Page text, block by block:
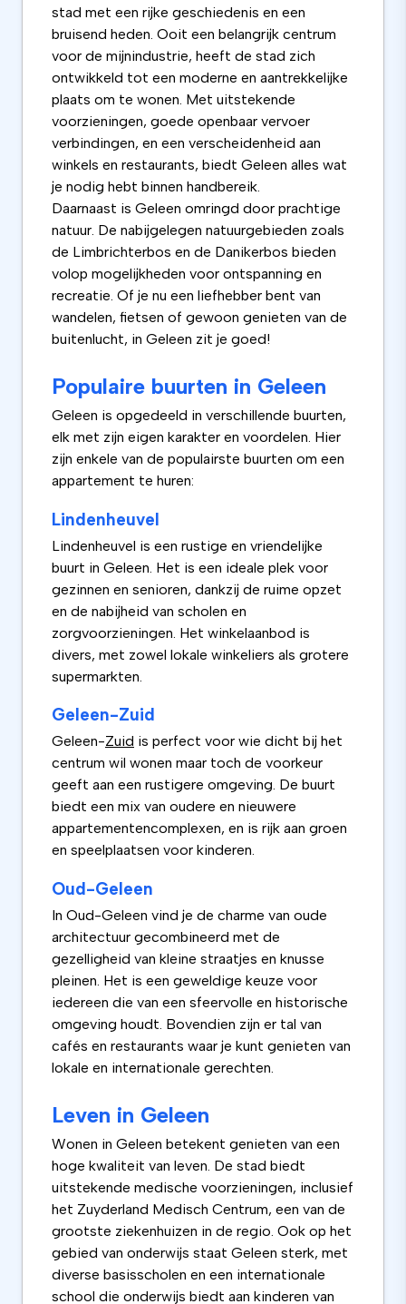
stad met een rijke geschiedenis en een
bruisend heden. Ooit een belangrijk centrum
voor de mijnindustrie, heeft de stad zich
ontwikkeld tot een moderne en aantrekkelijke
plaats om te wonen. Met uitstekende
voorzieningen, goede openbaar vervoer
verbindingen, en een verscheidenheid aan
winkels en restaurants, biedt Geleen alles wat
je nodig hebt binnen handbereik.
Daarnaast is Geleen omringd door prachtige
natuur. De nabijgelegen natuurgebieden zoals
de Limbrichterbos en de Danikerbos bieden
volop mogelijkheden voor ontspanning en
recreatie. Of je nu een liefhebber bent van
wandelen, fietsen of gewoon genieten van de
buitenlucht, in Geleen zit je goed!
Populaire buurten in Geleen
Geleen is opgedeeld in verschillende buurten,
elk met zijn eigen karakter en voordelen. Hier
zijn enkele van de populairste buurten om een
appartement te huren:
Lindenheuvel
Lindenheuvel is een rustige en vriendelijke
buurt in Geleen. Het is een ideale plek voor
gezinnen en senioren, dankzij de ruime opzet
en de nabijheid van scholen en
zorgvoorzieningen. Het winkelaanbod is
divers, met zowel lokale winkeliers als grotere
supermarkten.
Geleen-Zuid
Geleen-Zuid is perfect voor wie dicht bij het
centrum wil wonen maar toch de voorkeur
geeft aan een rustigere omgeving. De buurt
biedt een mix van oudere en nieuwere
appartementencomplexen, en is rijk aan groen
en speelplaatsen voor kinderen.
Oud-Geleen
In Oud-Geleen vind je de charme van oude
architectuur gecombineerd met de
gezelligheid van kleine straatjes en knusse
pleinen. Het is een geweldige keuze voor
iedereen die van een sfeervolle en historische
omgeving houdt. Bovendien zijn er tal van
cafés en restaurants waar je kunt genieten van
lokale en internationale gerechten.
Leven in Geleen
Wonen in Geleen betekent genieten van een
hoge kwaliteit van leven. De stad biedt
uitstekende medische voorzieningen, inclusief
het Zuyderland Medisch Centrum, een van de
grootste ziekenhuizen in de regio. Ook op het
gebied van onderwijs staat Geleen sterk, met
diverse basisscholen en een internationale
school die onderwijs biedt aan kinderen van